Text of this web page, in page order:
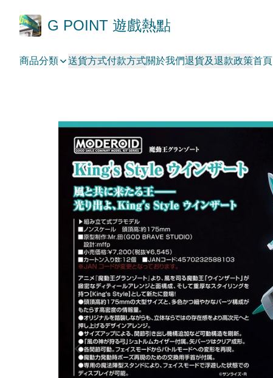
G POINT 遊戲熱點
商品分類 送貨方式付款方式關於我們退貨及退款政策首頁